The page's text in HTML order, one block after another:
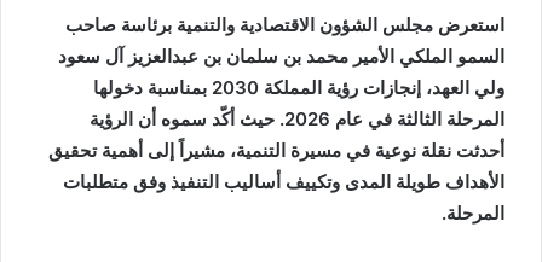
استعرض مجلس الشؤون الاقتصادية والتنمية برئاسة صاحب
السمو الملكي الأمير محمد بن سلمان بن عبدالعزيز آل سعود
ولي العهد، إنجازات رؤية المملكة 2030 بمناسبة دخولها
المرحلة الثالثة في عام 2026. حيث أكّد سموه أن الرؤية
أحدثت نقلة نوعية في مسيرة التنمية، مشيراً إلى أهمية تحقيق
الأهداف طويلة المدى وتكييف أساليب التنفيذ وفق متطلبات
المرحلة.